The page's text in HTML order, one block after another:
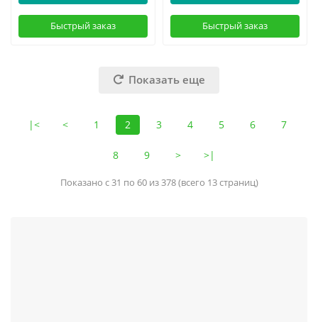
Быстрый заказ Быстрый заказ
Показать еще
|< < 1 2 3 4 5 6 7
8 9 > >|
Показано с 31 по 60 из 378 (всего 13 страниц)